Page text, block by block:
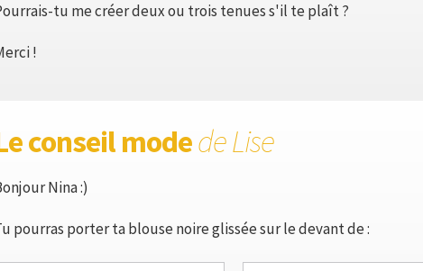
tu me créer deux ou trois tenues s'il te plaît ?
!
conseil modede Lise
Nina :)
pourras porter ta blouse noire glissée sur le devant de :